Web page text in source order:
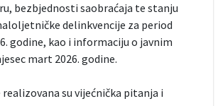
bezbjednosti saobraćaja te stanju
delinkvencije za period
godine, kao i informaciju o javnim
mart 2026. godine.
realizovana su vijećnička pitanja i